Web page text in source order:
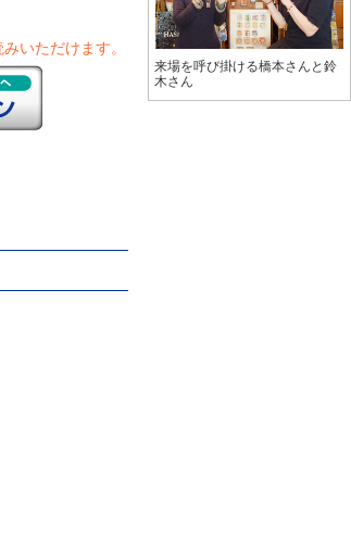
いただけます。
来場を呼び掛ける橋本さんと鈴
木さん